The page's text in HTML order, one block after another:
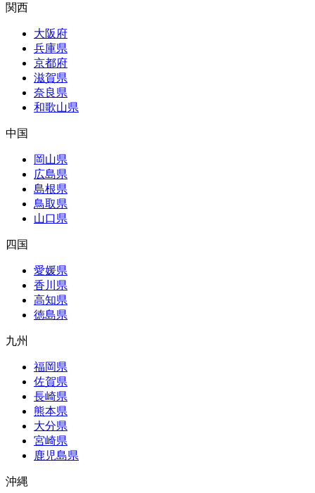
関西
大阪府
兵庫県
京都府
滋賀県
奈良県
和歌山県
中国
岡山県
広島県
島根県
鳥取県
山口県
四国
愛媛県
香川県
高知県
徳島県
九州
福岡県
佐賀県
長崎県
熊本県
大分県
宮崎県
鹿児島県
沖縄